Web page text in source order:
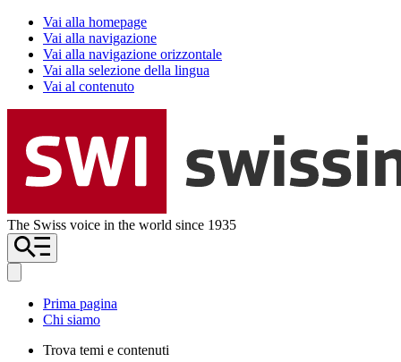
Vai alla homepage
Vai alla navigazione
Vai alla navigazione orizzontale
Vai alla selezione della lingua
Vai al contenuto
The Swiss voice in the world since 1935
Prima pagina
Chi siamo
Trova temi e contenuti